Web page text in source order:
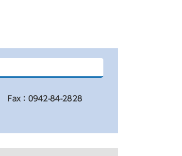
Fax：0942-84-2828